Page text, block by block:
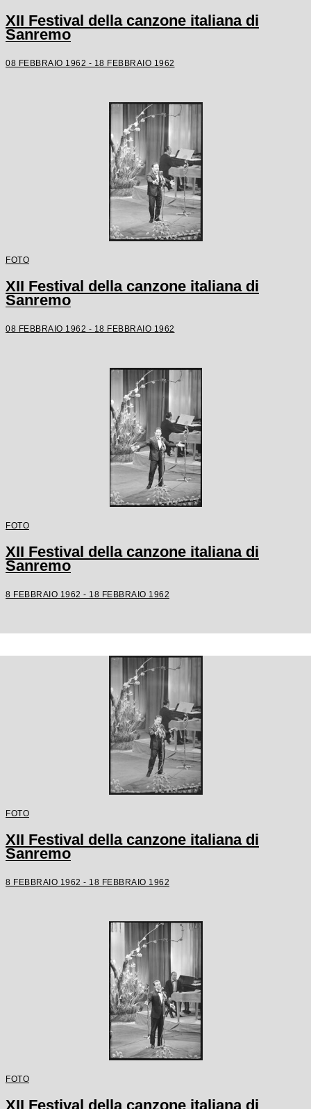
XII Festival della canzone italiana di
Sanremo
08 FEBBRAIO 1962 - 18 FEBBRAIO 1962
FOTO
XII Festival della canzone italiana di
Sanremo
08 FEBBRAIO 1962 - 18 FEBBRAIO 1962
FOTO
XII Festival della canzone italiana di
Sanremo
8 FEBBRAIO 1962 - 18 FEBBRAIO 1962
FOTO
XII Festival della canzone italiana di
Sanremo
8 FEBBRAIO 1962 - 18 FEBBRAIO 1962
FOTO
XII Festival della canzone italiana di